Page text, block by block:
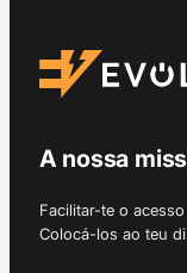
A nossa
Facilitar-te o
Colocá-los ao teu